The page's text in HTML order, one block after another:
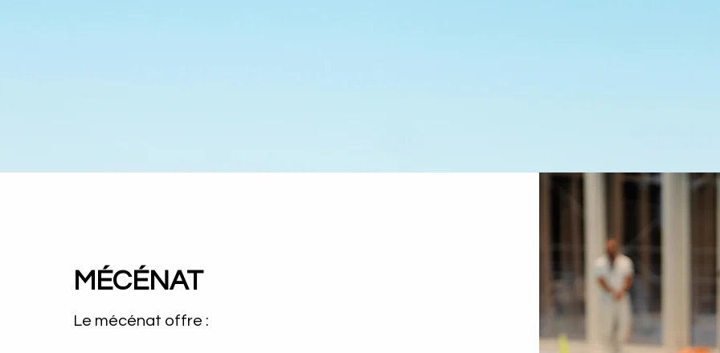
MÉCÉNAT
Le mécénat offre :